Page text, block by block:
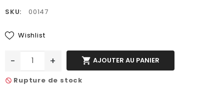
SKU:
00147
Wishlist
- +  AJOUTER AU PANIER
not_interested Rupture de stock